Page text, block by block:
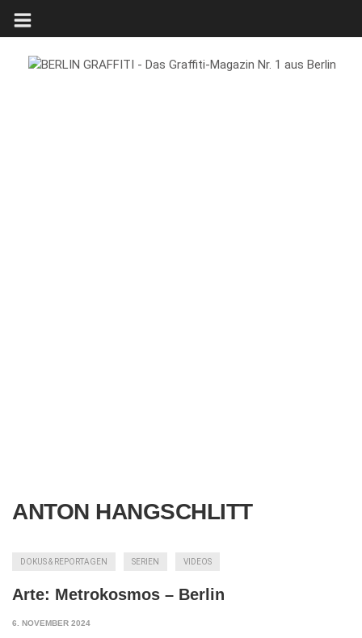
ANTON HANGSCHLITT
DOKUS & REPORTAGEN SERIEN VIDEOS
Arte: Metrokosmos – Berlin
6. NOVEMBER 2024